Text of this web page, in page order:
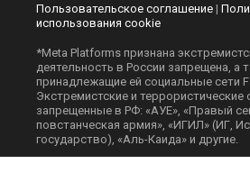
Пользовательское соглашение |
использования cookie
*Meta Platforms признана
деятельность в России запрещена, а
принадлежащие ей социальные сети
Экстремистские и террористические
запрещенные в РФ: «АУЕ», «Правый
повстанческая армия», «ИГИЛ» (ИГ,
государство), «Аль-Каида» и другие.